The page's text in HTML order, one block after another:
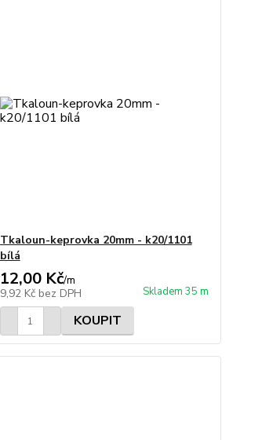
Tkaloun-keprovka 20mm - k20/1101
bílá
12,00 Kč/m
9,92 Kč bez DPH Skladem 35 m
KOUPIT